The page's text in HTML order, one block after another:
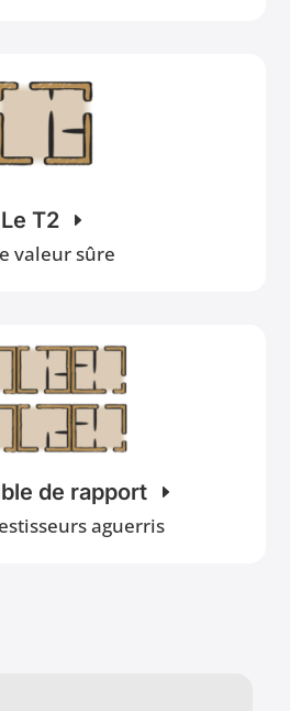
Le T2
valeur sûre
de rapport
aguerris